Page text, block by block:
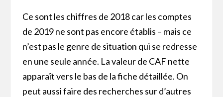
Ce sont les chiffres de 2018 car les comptes
de 2019 ne sont pas encore établis – mais ce
n’est pas le genre de situation qui se redresse
en une seule année. La valeur de CAF nette
apparaît vers le bas de la fiche détaillée. On
peut aussi faire des recherches sur d’autres